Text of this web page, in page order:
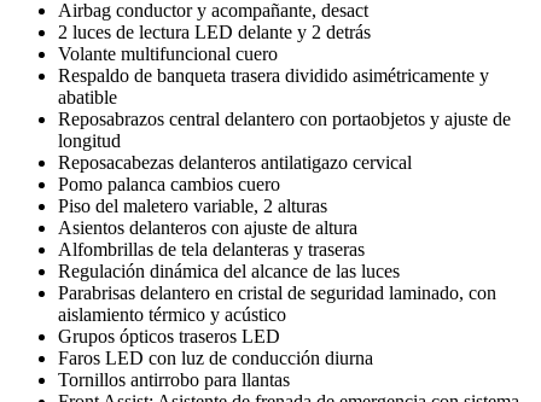
Airbag conductor y acompañante, desact
2 luces de lectura LED delante y 2 detrás
Volante multifuncional cuero
Respaldo de banqueta trasera dividido asimétricamente y
abatible
Reposabrazos central delantero con portaobjetos y ajuste de
longitud
Reposacabezas delanteros antilatigazo cervical
Pomo palanca cambios cuero
Piso del maletero variable, 2 alturas
Asientos delanteros con ajuste de altura
Alfombrillas de tela delanteras y traseras
Regulación dinámica del alcance de las luces
Parabrisas delantero en cristal de seguridad laminado, con
aislamiento térmico y acústico
Grupos ópticos traseros LED
Faros LED con luz de conducción diurna
Tornillos antirrobo para llantas